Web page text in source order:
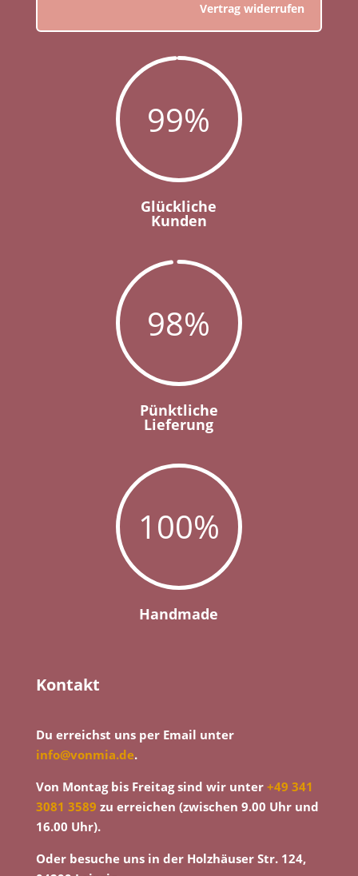
Vertrag widerrufen
99%
Glückliche
Kunden
98%
Pünktliche
Lieferung
100%
Handmade
Kontakt
Du erreichst uns per Email unter
info@vonmia.de.
Von Montag bis Freitag sind wir unter +49 341
3081 3589 zu erreichen (zwischen 9.00 Uhr und
16.00 Uhr).
Oder besuche uns in der Holzhäuser Str. 124,